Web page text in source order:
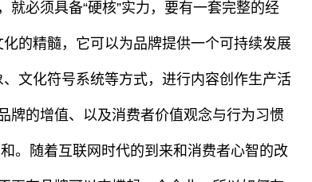
必须具备“硬核”实力，要有一套完整的经
的精髓，它可以为品牌提供一个可持续发展
文化符号系统等方式，进行内容创作生产活
牌的增值、以及消费者价值观念与行为习惯
。随着互联网时代的到来和消费者心智的改